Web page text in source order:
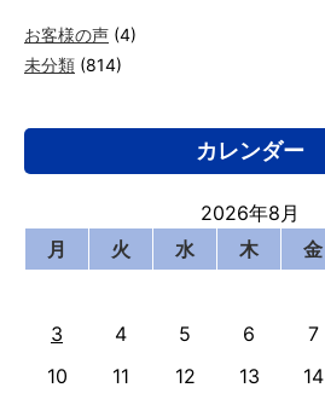
お客様の声 (4)
未分類 (814)
カレンダー
2026年8月
月
火 水 木 金
3
4 5 6 7
10
11 12 13 14